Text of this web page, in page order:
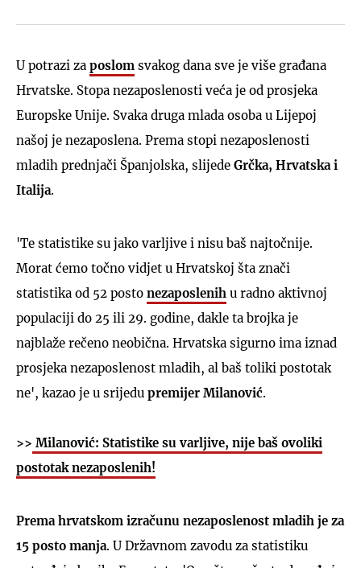
U potrazi za poslom svakog dana sve je više građana
Hrvatske. Stopa nezaposlenosti veća je od prosjeka
Europske Unije. Svaka druga mlada osoba u Lijepoj
našoj je nezaposlena. Prema stopi nezaposlenosti
mladih prednjači Španjolska, slijede Grčka, Hrvatska i
Italija.
'Te statistike su jako varljive i nisu baš najtočnije.
Morat ćemo točno vidjet u Hrvatskoj šta znači
statistika od 52 posto nezaposlenih u radno aktivnoj
populaciji do 25 ili 29. godine, dakle ta brojka je
najblaže rečeno neobična. Hrvatska sigurno ima iznad
prosjeka nezaposlenost mladih, al baš toliki postotak
ne', kazao je u srijedu premijer Milanović.
>> Milanović: Statistike su varljive, nije baš ovoliki
postotak nezaposlenih!
Prema hrvatskom izračunu nezaposlenost mladih je za
15 posto manja. U Državnom zavodu za statistiku